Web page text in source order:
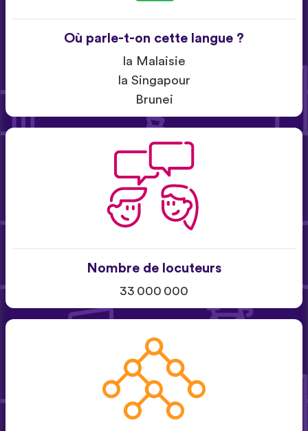
Où parle-t-on cette langue ?
la Malaisie
la Singapour
Brunei
Nombre de locuteurs
33 000 000